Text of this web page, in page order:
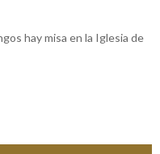
hay misa en la Iglesia de